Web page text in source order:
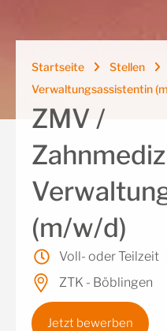
Startseite Stellen
Verwaltungsassistentin
ZMV /
(m/w/d)
Voll- oder Teilzeit
ZTK - Böblingen
Jetzt bewerben